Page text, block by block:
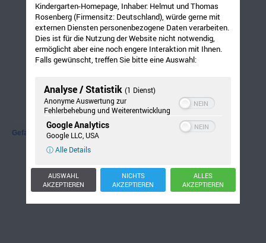
Gefällt mir:
Kindergarten-Homepage, Inhaber: Helmut und Thomas
Rosenberg (Firmensitz: Deutschland), würde gerne mit
externen Diensten personenbezogene Daten verarbeiten.
Dies ist für die Nutzung der Website nicht notwendig,
ermöglicht aber eine noch engere Interaktion mit Ihnen.
Falls gewünscht, treffen Sie bitte eine Auswahl:
Analyse / Statistik (1 Dienst)
Anonyme Auswertung zur
Fehlerbehebung und Weiterentwicklung
Google Analytics
Google LLC, USA
ⓘ Alle Details
AUSWAHL
AKZEPTIEREN
NICHTS
AKZEPTIEREN
ALLES
AKZEPTIEREN